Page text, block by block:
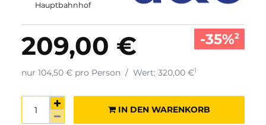
Hauptbahnhof
209,00 € -35%2
nur 104,50 € pro Person / Wert: 320,00 €1
IN DEN WARENKORB